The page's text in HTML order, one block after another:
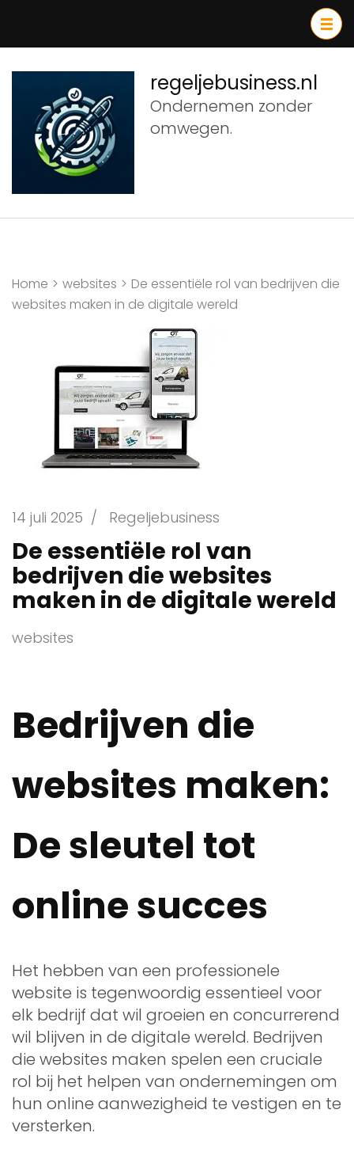
inhoud
(druk
Enter)
regeljebusiness.nl
Ondernemen zonder
omwegen.
Home > websites > De essentiële rol van bedrijven die
websites maken in de digitale wereld
14 juli 2025 / Regeljebusiness
De essentiële rol van
bedrijven die websites
maken in de digitale wereld
websites
Bedrijven die
websites maken:
De sleutel tot
online succes
Het hebben van een professionele
website is tegenwoordig essentieel voor
elk bedrijf dat wil groeien en concurrerend
wil blijven in de digitale wereld. Bedrijven
die websites maken spelen een cruciale
rol bij het helpen van ondernemingen om
hun online aanwezigheid te vestigen en te
versterken.